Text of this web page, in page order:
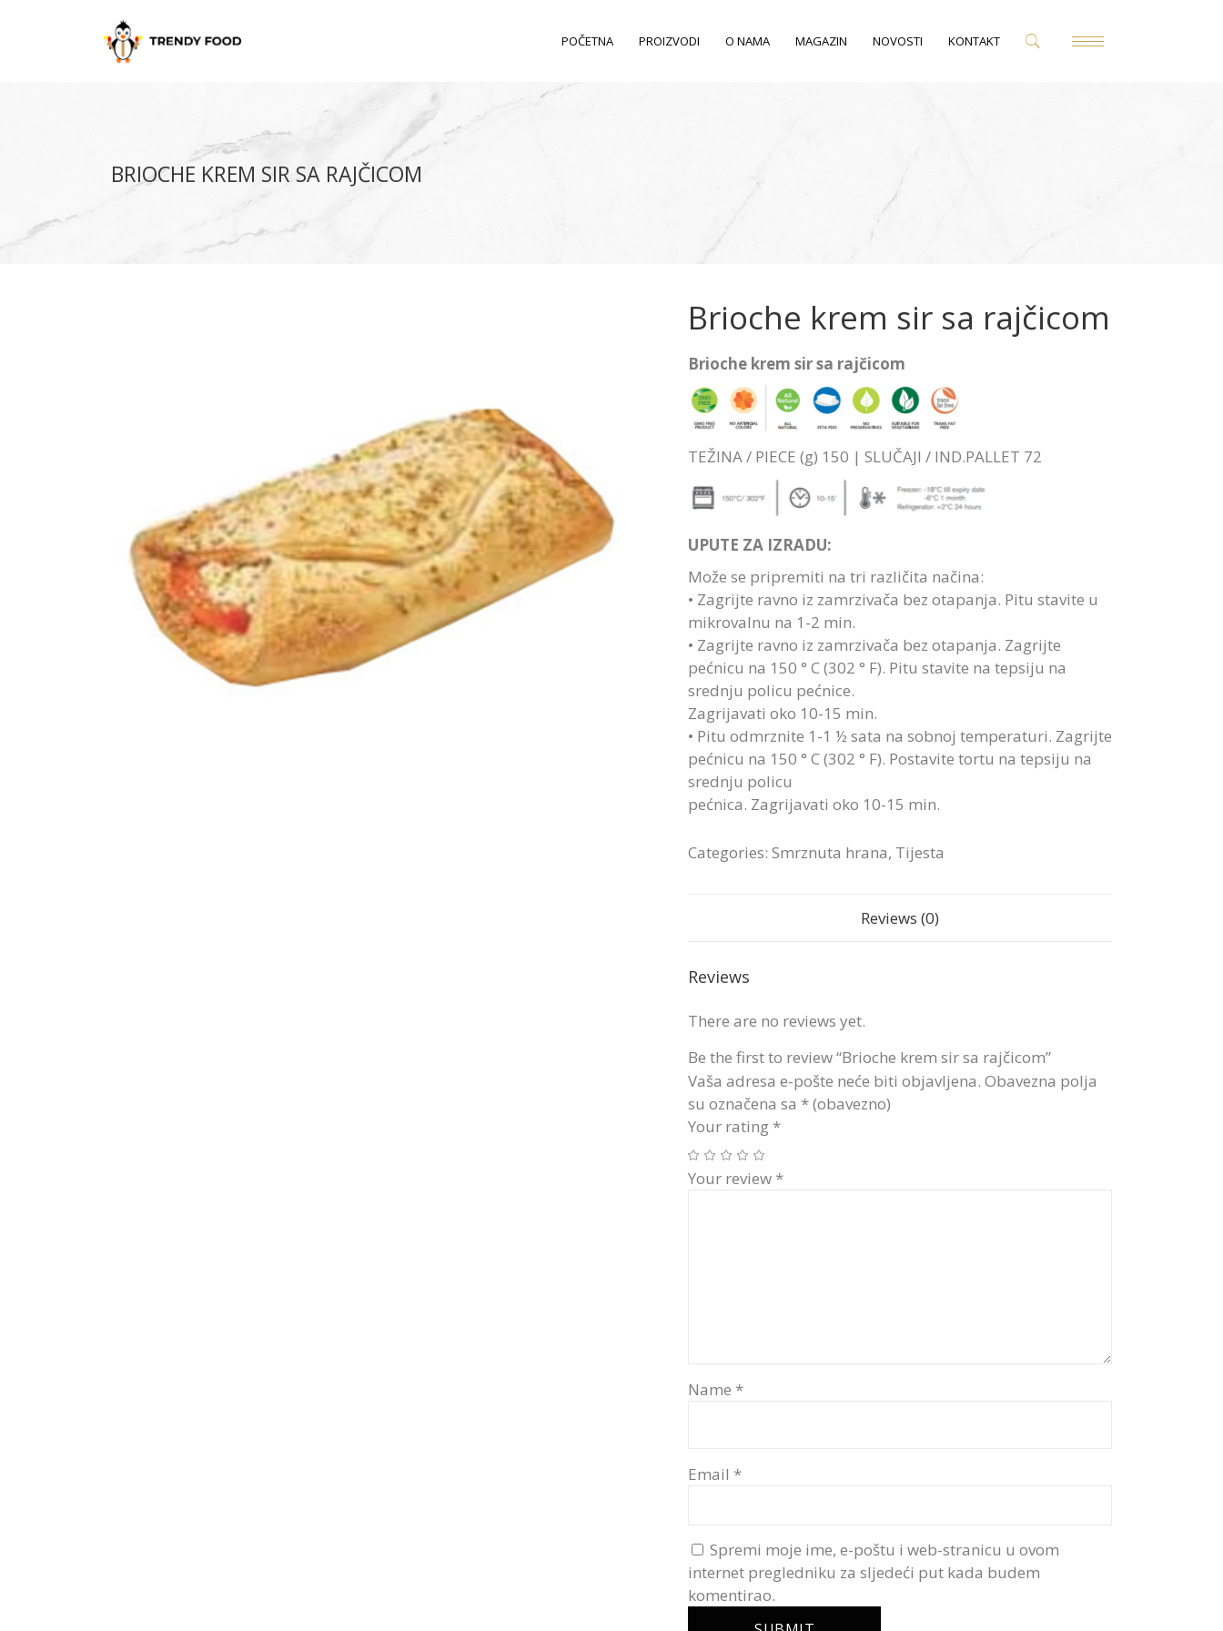
POČETNA PROIZVODI O NAMA MAGAZIN NOVOSTI KONTAKT
BRIOCHE KREM SIR SA RAJČICOM
Brioche krem sir sa rajčicom
Brioche krem sir sa rajčicom
TEŽINA / PIECE (g) 150 | SLUČAJI / IND.PALLET 72
UPUTE ZA IZRADU:
Može se pripremiti na tri različita načina:
• Zagrijte ravno iz zamrzivača bez otapanja. Pitu stavite u
mikrovalnu na 1-2 min.
• Zagrijte ravno iz zamrzivača bez otapanja. Zagrijte
pećnicu na 150 ° C (302 ° F). Pitu stavite na tepsiju na
srednju policu pećnice.
Zagrijavati oko 10-15 min.
• Pitu odmrznite 1-1 ½ sata na sobnoj temperaturi. Zagrijte
pećnicu na 150 ° C (302 ° F). Postavite tortu na tepsiju na
srednju policu
pećnica. Zagrijavati oko 10-15 min.
Categories: Smrznuta hrana, Tijesta
Reviews (0)
Reviews
There are no reviews yet.
Be the first to review “Brioche krem sir sa rajčicom”
Vaša adresa e-pošte neće biti objavljena. Obavezna polja
su označena sa * (obavezno)
Your rating *
Your review *
Name *
Email *
Spremi moje ime, e-poštu i web-stranicu u ovom
internet pregledniku za sljedeći put kada budem
komentirao.